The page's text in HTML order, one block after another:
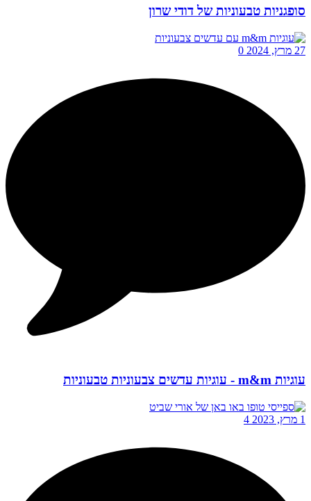
סופגניות טבעוניות של דודי שרון
27 מרץ, 2024 0
עוגיות m&m - עוגיות עדשים צבעוניות טבעוניות
1 מרץ, 2023 4